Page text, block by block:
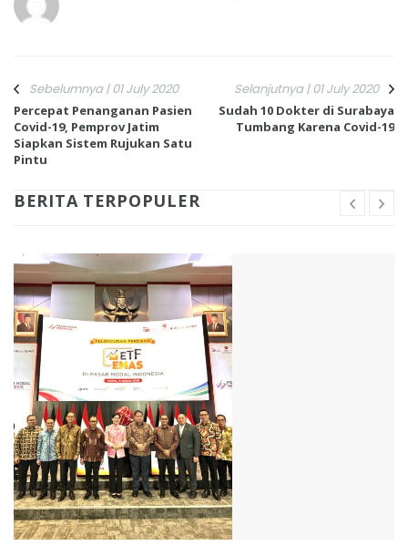
Sebelumnya | 01 July 2020
Percepat Penanganan Pasien
Covid-19, Pemprov Jatim
Siapkan Sistem Rujukan Satu
Pintu
Selanjutnya | 01 July 2020
Sudah 10 Dokter di Surabaya
Tumbang Karena Covid-19
BERITA TERPOPULER